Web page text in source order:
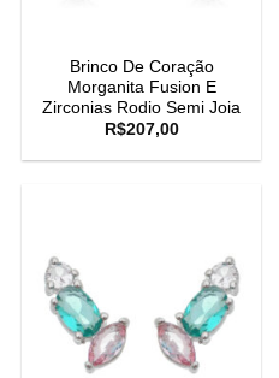
Brinco De Coração
Morganita Fusion E
Zirconias Rodio Semi Joia
R$207,00